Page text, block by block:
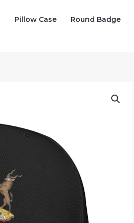
Pillow Case Round Badge